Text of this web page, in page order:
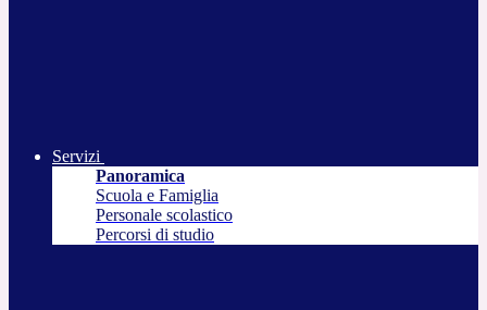
Servizi
Panoramica
Scuola e Famiglia
Personale scolastico
Percorsi di studio